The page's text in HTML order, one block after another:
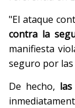
"El ataque
contra la
manifiesta
seguro por las
De hecho,